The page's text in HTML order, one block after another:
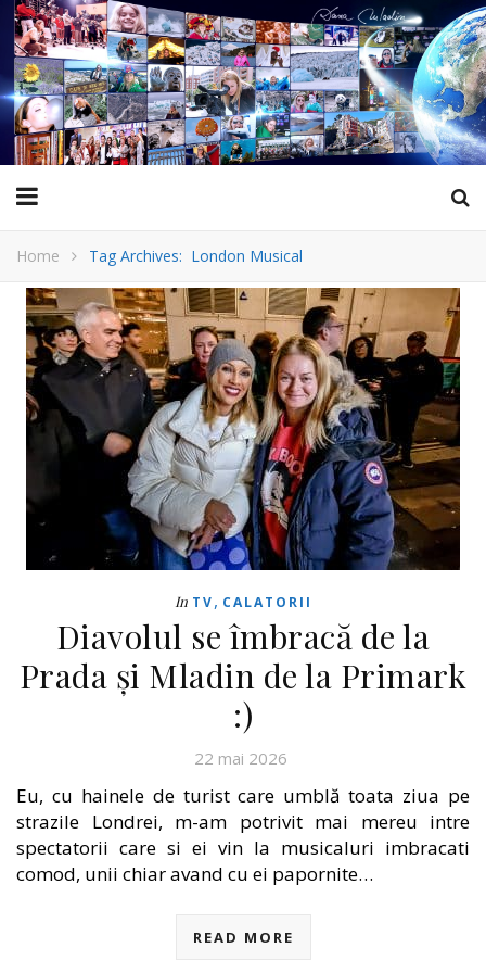
Home Tag Archives: London Musical
In TV, CALATORII
Diavolul se îmbracă de la
Prada și Mladin de la Primark
:)
22 mai 2026
Eu, cu hainele de turist care umblă toata ziua pe
strazile Londrei, m-am potrivit mai mereu intre
spectatorii care si ei vin la musicaluri imbracati
comod, unii chiar avand cu ei papornite…
READ MORE